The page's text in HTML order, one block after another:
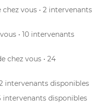
chez vous • 2 intervenants
• 10 intervenants
chez vous • 24
intervenants disponibles
intervenants disponibles